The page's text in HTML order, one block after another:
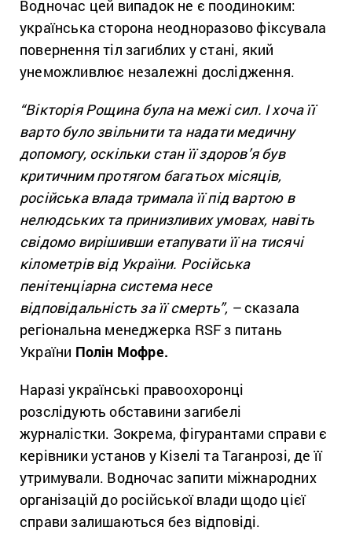
Водночас цей випадок не є поодиноким:
українська сторона неодноразово фіксувала
повернення тіл загиблих у стані, який
унеможливлює незалежні дослідження.
“Вікторія Рощина була на межі сил. І хоча її
варто було звільнити та надати медичну
допомогу, оскільки стан її здоров’я був
критичним протягом багатьох місяців,
російська влада тримала її під вартою в
нелюдських та принизливих умовах, навіть
свідомо вирішивши етапувати її на тисячі
кілометрів від України. Російська
пенітенціарна система несе
відповідальність за її смерть”, –сказала
регіональна менеджерка RSF з питань
України Полін Мофре.
Наразі українські правоохоронці
розслідують обставини загибелі
журналістки. Зокрема, фігурантами справи є
керівники установ у Кізелі та Таганрозі, де її
утримували. Водночас запити міжнародних
організацій до російської влади щодо цієї
справи залишаються без відповіді.